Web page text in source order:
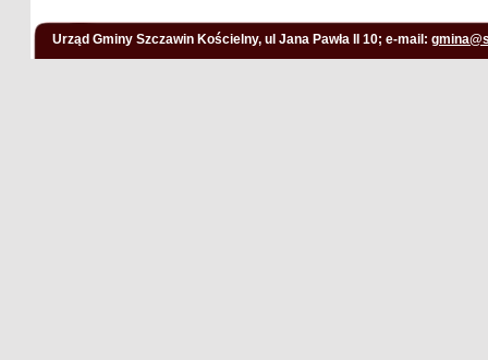
Urząd Gminy Szczawin Kościelny, ul Jana Pawła II 10; e-mail: